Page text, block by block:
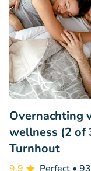
Overnachting
wellness (2 of
Turnhout